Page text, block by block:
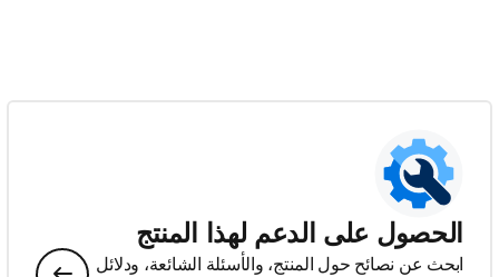
الحصول على الدعم لهذا المنتج
ابحث عن نصائح حول المنتج، والأسئلة الشائعة، ودلائل